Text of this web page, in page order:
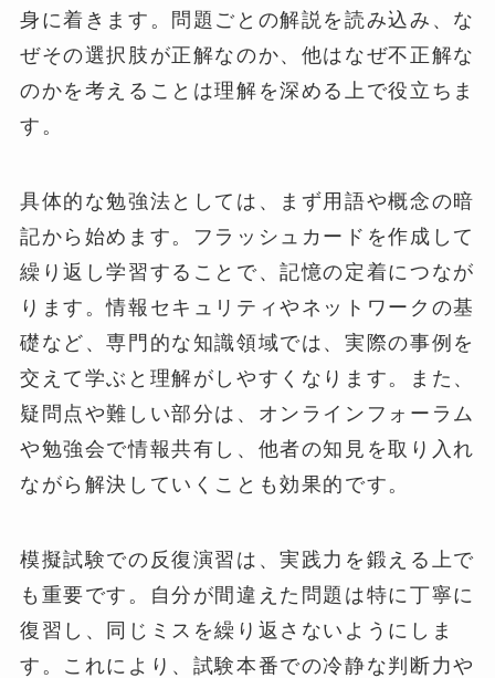
身に着きます。問題ごとの解説を読み込み、な
ぜその選択肢が正解なのか、他はなぜ不正解な
のかを考えることは理解を深める上で役立ちま
す。
具体的な勉強法としては、まず用語や概念の暗
記から始めます。フラッシュカードを作成して
繰り返し学習することで、記憶の定着につなが
ります。情報セキュリティやネットワークの基
礎など、専門的な知識領域では、実際の事例を
交えて学ぶと理解がしやすくなります。また、
疑問点や難しい部分は、オンラインフォーラム
や勉強会で情報共有し、他者の知見を取り入れ
ながら解決していくことも効果的です。
模擬試験での反復演習は、実践力を鍛える上で
も重要です。自分が間違えた問題は特に丁寧に
復習し、同じミスを繰り返さないようにしま
す。これにより、試験本番での冷静な判断力や